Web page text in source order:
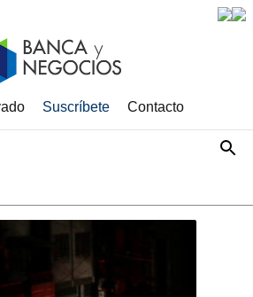
Suscríbete Contacto